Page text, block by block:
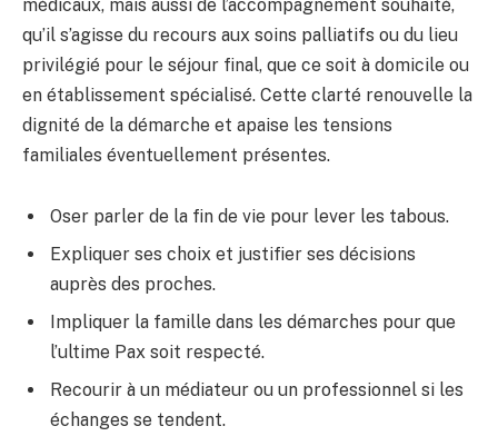
médicaux, mais aussi de l’accompagnement souhaité,
qu’il s’agisse du recours aux soins palliatifs ou du lieu
privilégié pour le séjour final, que ce soit à domicile ou
en établissement spécialisé. Cette clarté renouvelle la
dignité de la démarche et apaise les tensions
familiales éventuellement présentes.
Oser parler de la fin de vie pour lever les tabous.
Expliquer ses choix et justifier ses décisions
auprès des proches.
Impliquer la famille dans les démarches pour que
l’ultime Pax soit respecté.
Recourir à un médiateur ou un professionnel si les
échanges se tendent.